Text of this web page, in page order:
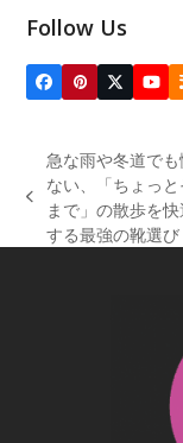
Follow Us
Facebook
Pinterest
Twitter
previous
post:
急な雨や冬道でも
ない、「ちょっと
まで」の散歩を快
する最強の靴選び